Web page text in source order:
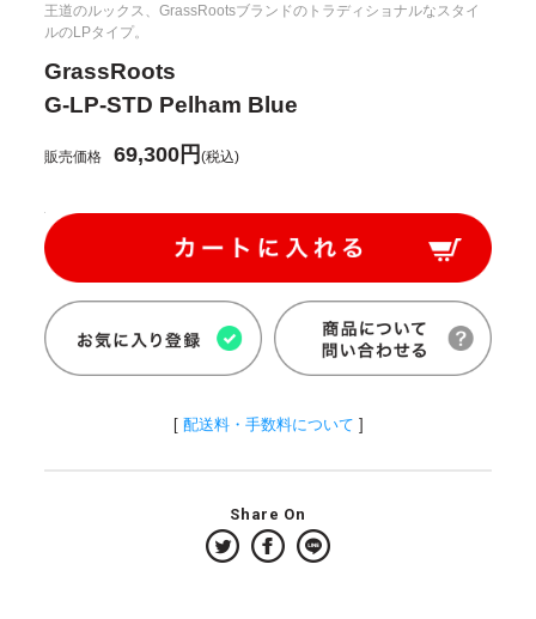
王道のルックス、GrassRootsブランドのトラディショナルなスタイ
ルのLPタイプ。
GrassRoots
G-LP-STD Pelham Blue
販売価格 69,300円(税込)
[ 配送料・手数料について ]
Share On